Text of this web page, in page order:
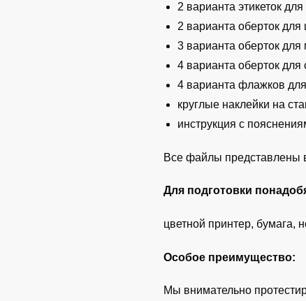
2 варианта этикеток
2 варианта оберток для
3 варианта оберток для
4 варианта оберток для
4 варианта флажков для
круглые наклейки на
инструкция с
Все файлы представлены
Для подготовки
цветной принтер, бумага,
Особое преимущество:
Мы внимательно